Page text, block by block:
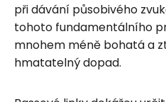
při dávání působivého
tohoto fundamentálního
mnohem méně bohatá a
hmatatelný dopad.